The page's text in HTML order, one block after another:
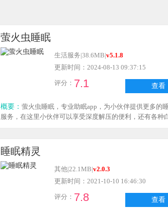
萤火虫睡眠
查看
生活服务|38.6MB|v5.1.8
更新时间：2024-08-13 09:37:15
评分： 7.1
概要： 萤火虫睡眠，专业助眠app，为小伙伴提供更多的
服务，在这里小伙伴可以享受深度解压的便利，还有各种
睡眠精灵
查看
其他|22.1MB|v2.0.3
更新时间：2021-10-10 16:46:30
评分： 7.8